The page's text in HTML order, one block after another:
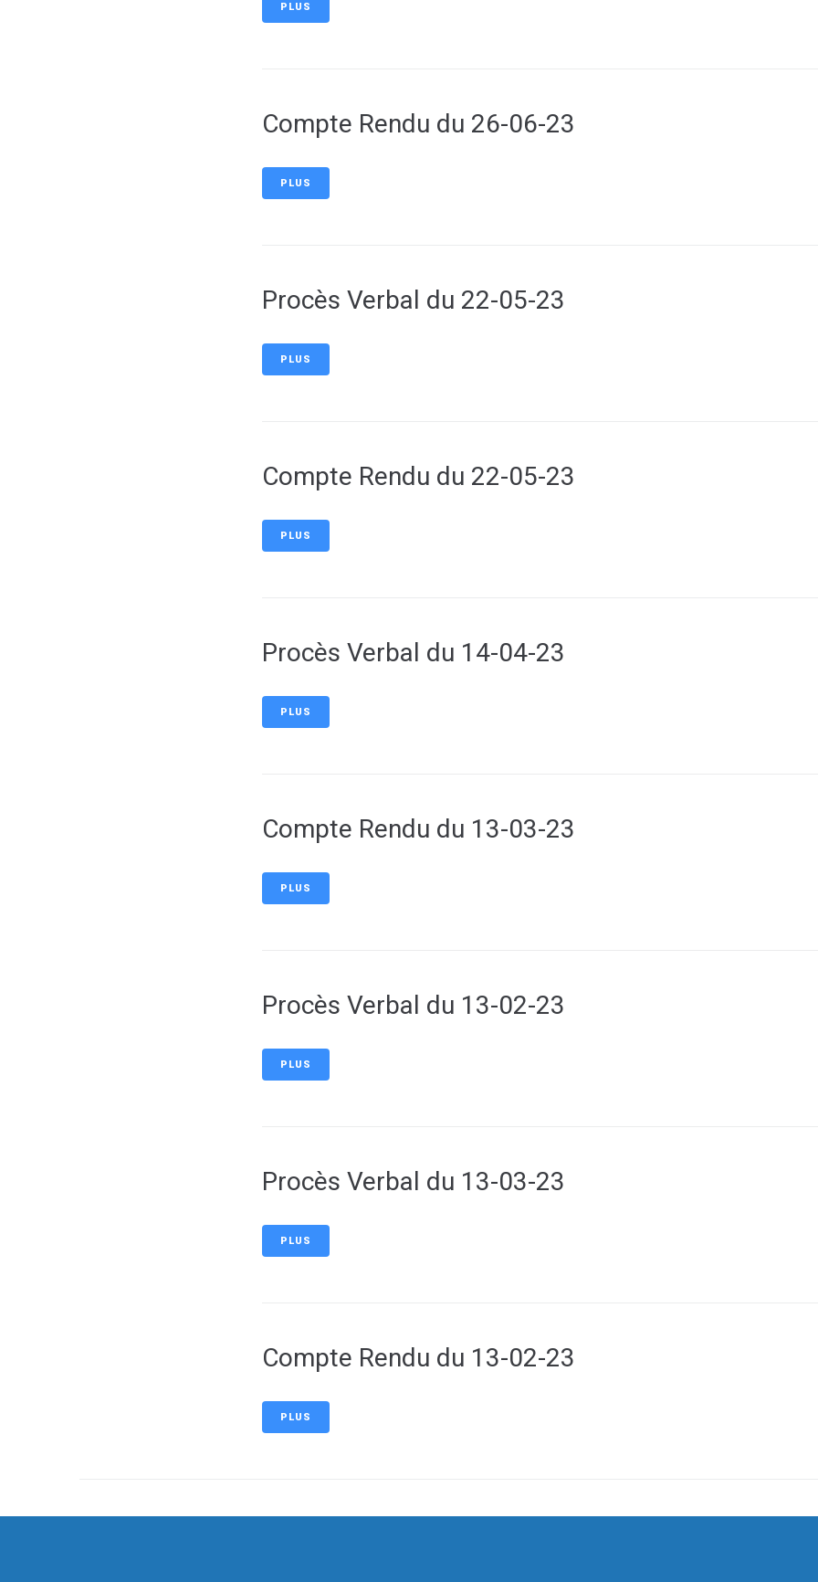
PLUS
Compte Rendu du 26-06-23
PLUS
Procès Verbal du 22-05-23
PLUS
Compte Rendu du 22-05-23
PLUS
Procès Verbal du 14-04-23
PLUS
Compte Rendu du 13-03-23
PLUS
Procès Verbal du 13-02-23
PLUS
Procès Verbal du 13-03-23
PLUS
Compte Rendu du 13-02-23
PLUS